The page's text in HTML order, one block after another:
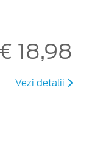
€ 18,98
Vezi detalii